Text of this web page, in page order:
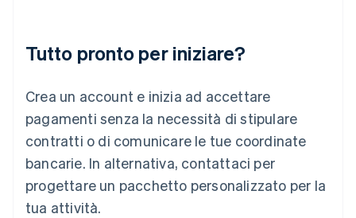
Tutto pronto per iniziare?
Crea un account e inizia ad accettare
pagamenti senza la necessità di stipulare
contratti o di comunicare le tue coordinate
bancarie. In alternativa, contattaci per
progettare un pacchetto personalizzato per la
tua attività.
English
FrançaisDeutschEnglish
English简体中文
Malta
English
Messico
Español English
Norvegia